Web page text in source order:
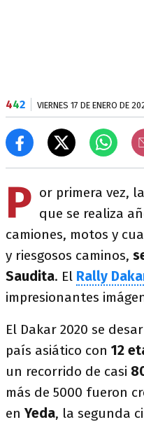
442 VIERNES 17 DE ENERO DE
P or primera vez,
que se realiza
camiones, motos y
y riesgosos caminos,
Saudita. El Rally
impresionantes
El Dakar 2020 se
país asiático con 12
un recorrido de casi
más de 5000 fueron
en Yeda, la segunda